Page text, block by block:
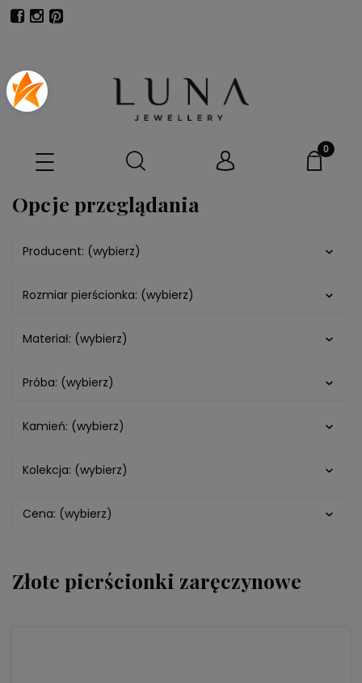
Opcje przeglądania
Producent: (wybierz)
Rozmiar pierścionka: (wybierz)
Materiał: (wybierz)
Próba: (wybierz)
Kamień: (wybierz)
Kolekcja: (wybierz)
Cena: (wybierz)
Złote pierścionki zaręczynowe